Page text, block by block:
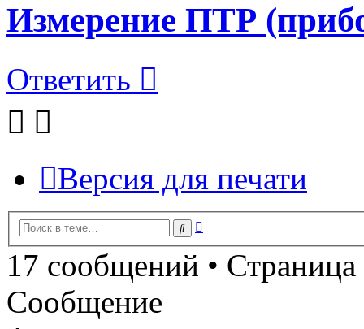
Измерение ПТР
Ответить
Версия для печати
Поиск
17 сообщений • Страница
Сообщение